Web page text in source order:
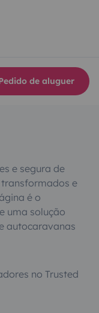
de aluguer
e segura de
e
é o
uma solução
autocaravanas
no Trusted